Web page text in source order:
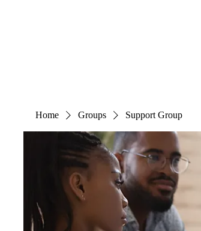
Home Groups Support Group